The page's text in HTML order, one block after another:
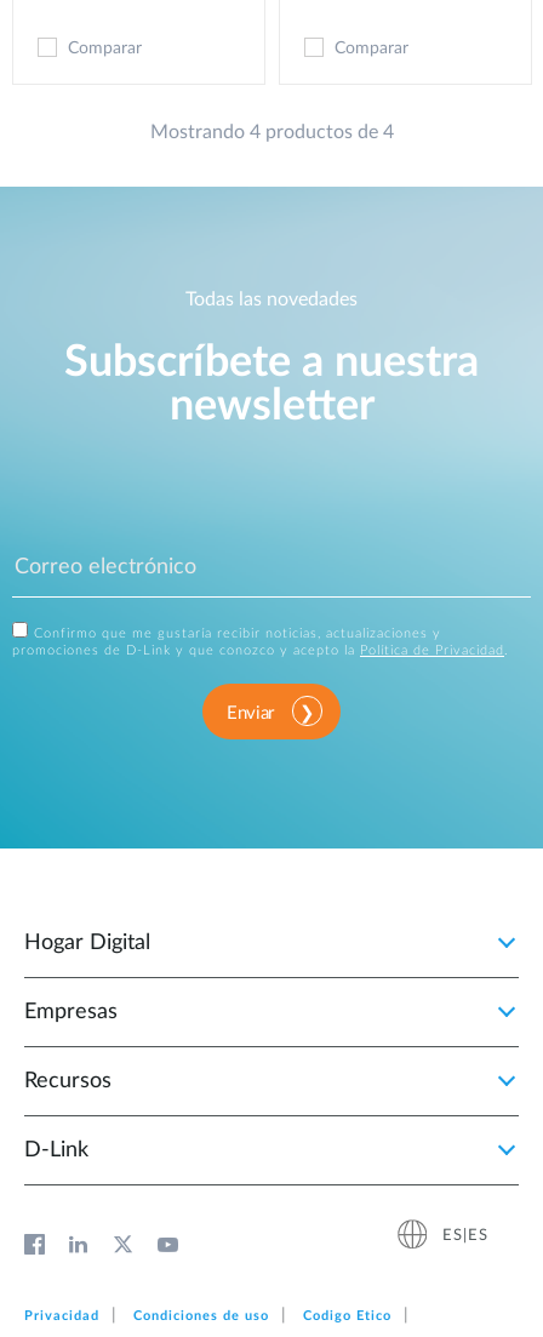
Comparar Comparar
Mostrando 4 productos de 4
Todas las novedades
Subscríbete a nuestra
newsletter
Confirmo que me gustaría recibir noticias, actualizaciones y
promociones de D-Link y que conozco y acepto la
Política de Privacidad .
Enviar
Hogar Digital
Empresas
Recursos
D‑Link
ES|ES
Privacidad Condiciones de uso Codigo Etico